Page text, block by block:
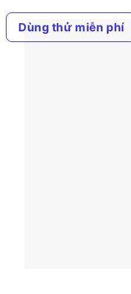
Dùng thử miễn phí